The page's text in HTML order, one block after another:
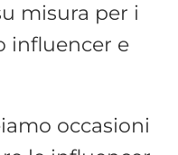
misura per i
influencer e
occasioni